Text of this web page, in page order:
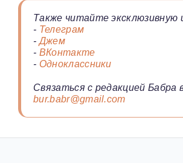
Также читайте
- Телеграм
-Джем
- ВКонтакте
- Одноклассники
Связаться с редакцией Бабра
bur.babr@gmail.com